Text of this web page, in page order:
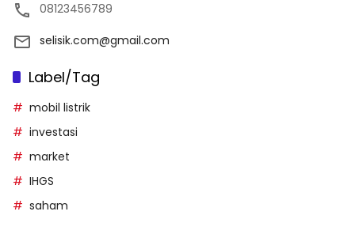
08123456789
selisik.com@gmail.com
Label/Tag
mobil listrik
investasi
market
IHGS
saham